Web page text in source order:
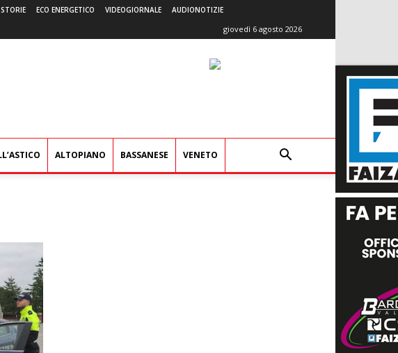
STORIE ECO ENERGETICO VIDEOGIORNALE AUDIONOTIZIE
giovedì 6 agosto 2026
ALTOPIANO BASSANESE VENETO